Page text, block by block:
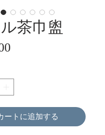
茶巾盥
ートに追加する